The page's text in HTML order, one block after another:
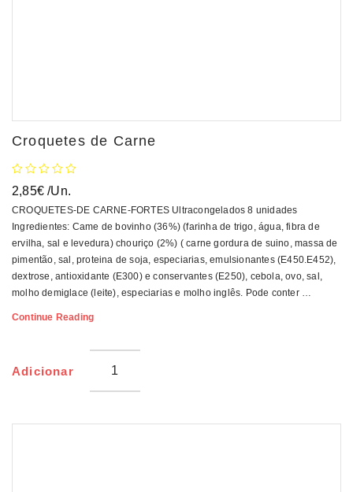
Croquetes de Carne
2,85€ /Un.
CROQUETES-DE CARNE-FORTES Ultracongelados 8 unidades
Ingredientes: Came de bovinho (36%) (farinha de trigo, água, fibra de
ervilha, sal e levedura) chouriço (2%) ( carne gordura de suino, massa de
pimentão, sal, proteina de soja, especiarias, emulsionantes (E450.E452),
dextrose, antioxidante (E300) e conservantes (E250), cebola, ovo, sal,
molho demiglace (leite), especiarias e molho inglês. Pode conter …
Continue ReadingCroquetes
Carne
Adicionar